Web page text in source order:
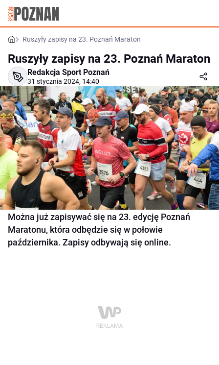
Ruszyły zapisy na 23. Poznań Maraton
Ruszyły zapisy na 23. Poznań Maraton
Redakcja Sport Poznań
31 stycznia 2024, 14:40
Można już zapisywać się na 23. edycję Poznań
Maratonu, która odbędzie się w połowie
października. Zapisy odbywają się online.